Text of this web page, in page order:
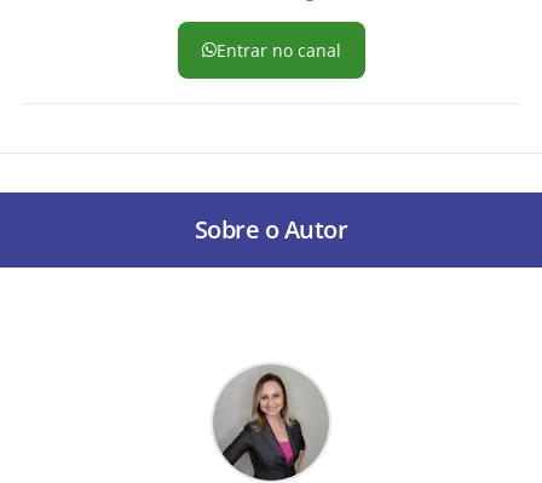
Entrar no canal
Sobre o Autor